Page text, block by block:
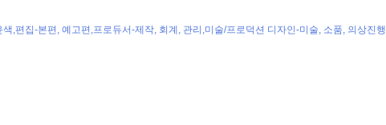
,편집-본편, 예고편,프로듀서-제작, 회계, 관리,미술/프로덕션 디자인-미술, 소품, 의상진행